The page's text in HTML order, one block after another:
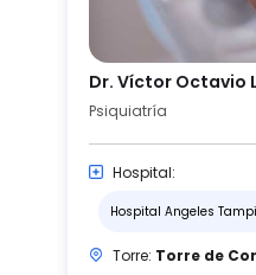
Dr. Víctor Octavio
Psiquiatría
Hospital:
Hospital Angeles
Torre: Torre de